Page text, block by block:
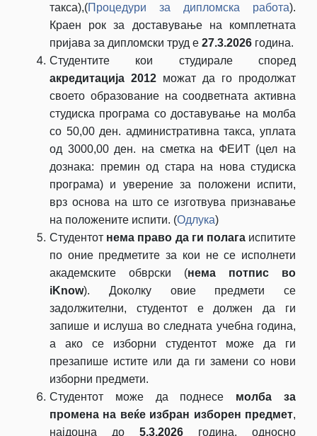
такса),(Процедури за дипломска работа).
Краен рок за доставување на комплетната
пријава за дипломски труд е 27.3.2026 година.
Студентите кои студирале според
акредитација 2012 можат да го продолжат
своето образование на соодветната активна
студиска програма со доставување на молба
со 50,00 ден. административна такса, уплата
од 3000,00 ден. на сметка на ФЕИТ (цел на
дознака: премин од стара на нова студиска
програма) и уверение за положени испити,
врз основа на што се изготвува признавање
на положените испити. (Одлука)
Студентот нема право да ги полагаиспитите
по оние предметите за кои не се исполнети
академските обврски (нема потпис во
iKnow). Доколку овие предмети се
задолжителни, студентот е должен да ги
запише и ислуша во следната учебна година,
а ако се изборни студентот може да ги
презапише истите или да ги замени со нови
изборни предмети.
Студентот може да поднесе молба за
промена на веќе избран изборен предмет,
најдоцна до 5.3.2026 година, односно